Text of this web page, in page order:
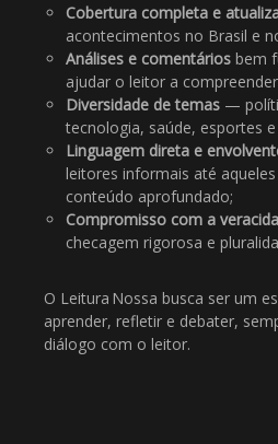
Cobertura completa e
acontecimentos no Brasil e
Análises e comentários bem
ajudar o leitor a
Diversidade de temas —
tecnologia, saúde, esportes
Linguagem direta e
leitores informais até
conteúdo aprofundado;
Compromisso com a
checagem rigorosa e
O Leitura Nossa busca ser um
aprender, refletir e debater,
diálogo com o leitor.